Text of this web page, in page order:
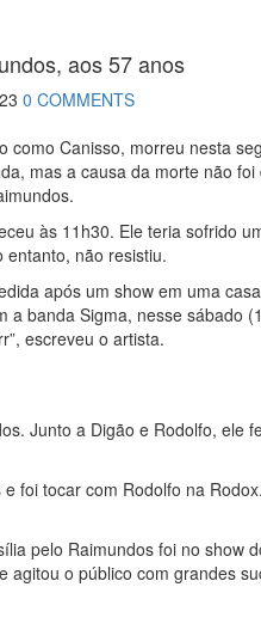
aos 57 anos
0 COMMENTS
como Canisso, morreu nesta
mas a causa da morte não
às 11h30. Ele teria sofrido
entanto, não resistiu.
após um show em uma
banda Sigma, nesse sábado
escreveu o artista.
Junto a Digão e Rodolfo, ele
foi tocar com Rodolfo na
pelo Raimundos foi no show
e agitou o público com grandes